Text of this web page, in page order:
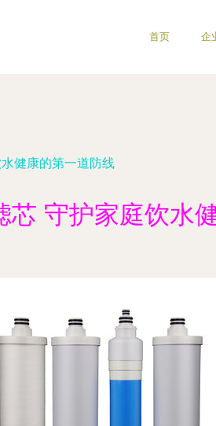
首页 企
健康的第一道防线
芯 守护家庭饮水